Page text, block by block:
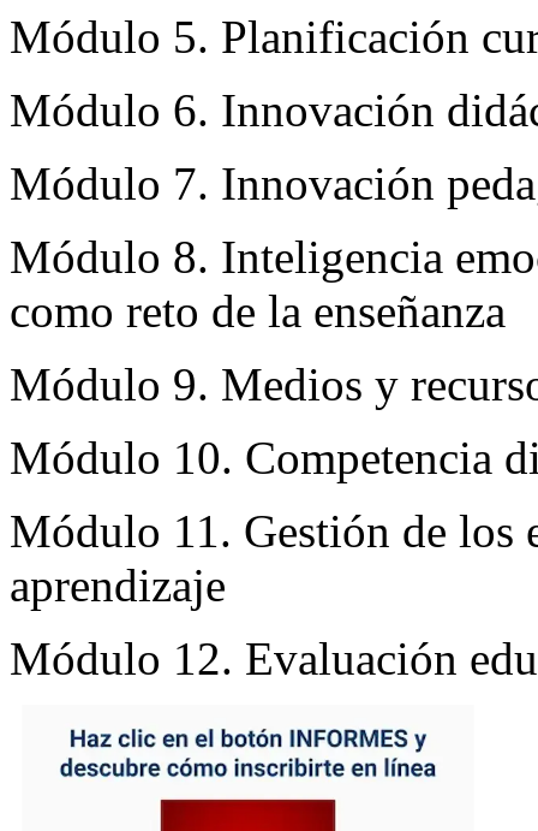
Módulo 5. Planificación
Módulo 6. Innovación
Módulo 7. Innovación
Módulo 8. Inteligencia
como reto de la enseñanza
Módulo 9. Medios y
Módulo 10. Competencia
Módulo 11. Gestión de los
aprendizaje
Módulo 12. Evaluación